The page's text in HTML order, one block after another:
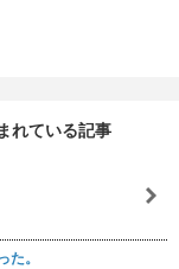
れている記事
。